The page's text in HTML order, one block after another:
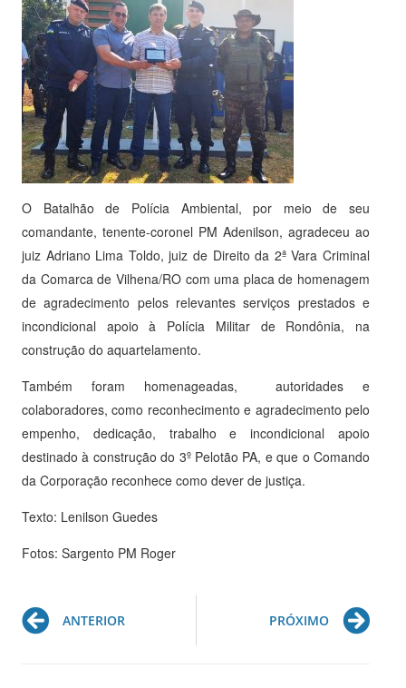
O Batalhão de Polícia Ambiental, por meio de seu
comandante, tenente-coronel PM Adenilson, agradeceu ao
juiz Adriano Lima Toldo, juiz de Direito da 2ª Vara Criminal
da Comarca de Vilhena/RO com uma placa de homenagem
de agradecimento pelos relevantes serviços prestados e
incondicional apoio à Polícia Militar de Rondônia, na
construção do aquartelamento.
Também foram homenageadas, autoridades e
colaboradores, como reconhecimento e agradecimento pelo
empenho, dedicação, trabalho e incondicional apoio
destinado à construção do 3º Pelotão PA, e que o Comando
da Corporação reconhece como dever de justiça.
Texto: Lenilson Guedes
Fotos: Sargento PM Roger
Prev
ANTERIOR PRÓXIMO